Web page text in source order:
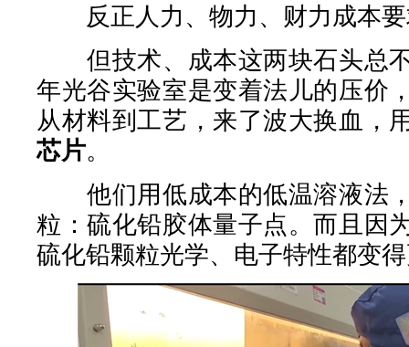
反正人力、物力、财力成本要
但技术、成本这两块石头总
年光谷实验室是变着法儿的压价
从材料到工艺，来了波大换血，
芯片。
他们用低成本的低温溶液法
粒：硫化铅胶体量子点。而且因
硫化铅颗粒光学、电子特性都变